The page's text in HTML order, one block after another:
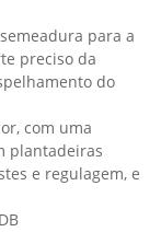
para a
preciso da
do
com uma